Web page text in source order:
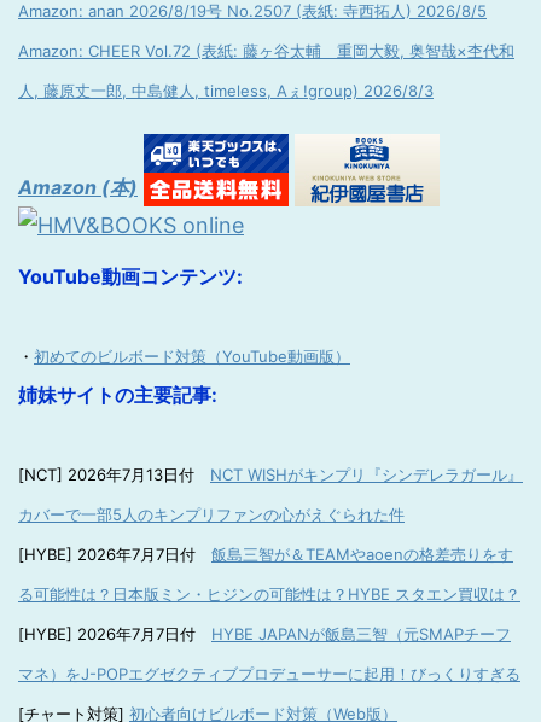
Amazon: anan 2026/8/19号 No.2507 (表紙: 寺西拓人) 2026/8/5
Amazon: CHEER Vol.72 (表紙: 藤ヶ谷太輔 重岡大毅, 奥智哉×杢代和
人, 藤原丈一郎, 中島健人, timeless, Aぇ!group) 2026/8/3
Amazon (本)
YouTube動画コンテンツ:
・ 初めてのビルボード対策（YouTube動画版）
姉妹サイトの主要記事:
[NCT] 2026年7月13日付 NCT WISHがキンプリ『シンデレラガール』
カバーで一部5人のキンプリファンの心がえぐられた件
[HYBE] 2026年7月7日付 飯島三智が＆TEAMやaoenの格差売りをす
る可能性は？日本版ミン・ヒジンの可能性は？HYBE スタエン買収は？
[HYBE] 2026年7月7日付 HYBE JAPANが飯島三智（元SMAPチーフ
マネ）をJ-POPエグゼクティブプロデューサーに起用！びっくりすぎる
[チャート対策] 初心者向けビルボード対策（Web版）